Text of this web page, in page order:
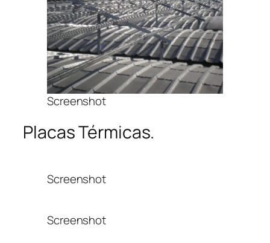
Screenshot
Placas Térmicas.
Screenshot
Screenshot